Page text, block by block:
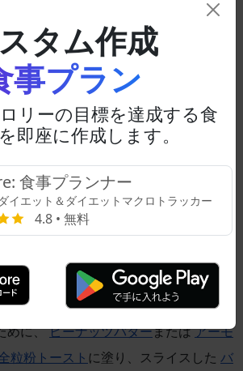
タリアンダイエットを実践している
ォーマンスのために食事が炭水化物と
バランスを含むことを確認する必要が
ヌアサラダ： キヌア と ひよこ豆
タンパク質の組み合わせを作りま
：栄養価の高いスムージーボウルを
ルク
を混ぜます。
ースト：迅速で簡単なプレワークアウ
めに、ピーナッツバターまたはアーモ
粒粉トースト に塗り、スライスした バ
タム作成
事プラン
リーの目標を達成する食
即座に作成します。
食事プランナー
イエット＆ダイエットマクロトラッカー
4.8 • 無料